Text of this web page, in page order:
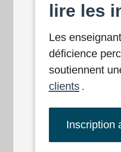
lire les
Les
déficience
soutiennent
clients .
Inscription